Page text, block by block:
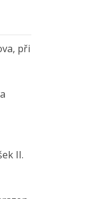
při
II.